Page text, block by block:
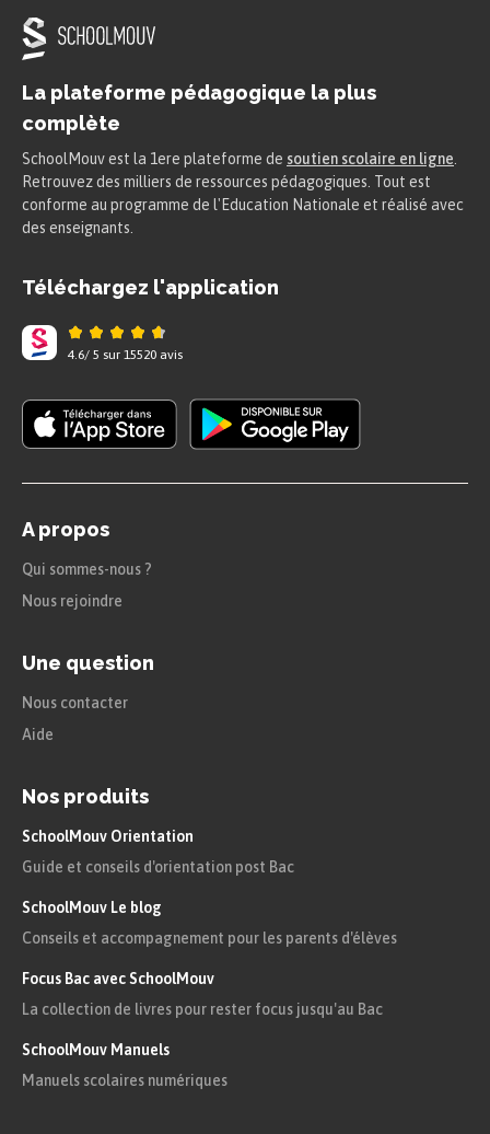
La plateforme pédagogique la plus
complète
SchoolMouv est la 1ere plateforme de soutien scolaire en ligne
Retrouvez des milliers de ressources pédagogiques. Tout est
conforme au programme de l'Education Nationale et réalisé avec
des enseignants.
Téléchargez l'application
4.6/ 5 sur 15520 avis
A propos
Qui sommes-nous ?
Nous rejoindre
Une question
Nous contacter
Aide
Nos produits
SchoolMouv Orientation
Guide et conseils d'orientation post Bac
SchoolMouv Le blog
Conseils et accompagnement pour les parents d'élèves
Focus Bac avec SchoolMouv
La collection de livres pour rester focus jusqu'au Bac
SchoolMouv Manuels
Manuels scolaires numériques